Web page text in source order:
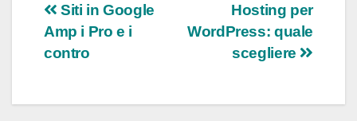
Navigazione
articoli
Hosting per
WordPress: quale
scegliere
Siti in Google
Amp i Pro e i
contro